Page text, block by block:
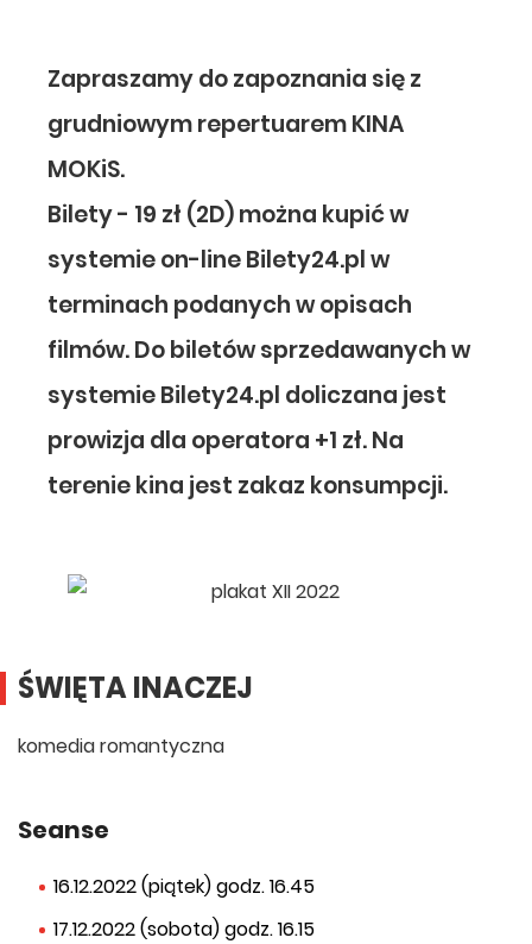
Zapraszamy do zapoznania się z
grudniowym repertuarem KINA
MOKiS.
Bilety - 19 zł (2D) można kupić w
systemie on-line Bilety24.pl w
terminach podanych w opisach
filmów. Do biletów sprzedawanych w
systemie Bilety24.pl doliczana jest
prowizja dla operatora +1 zł. Na
terenie kina jest zakaz konsumpcji.
ŚWIĘTA INACZEJ
komedia romantyczna
Seanse
16.12.2022 (piątek) godz. 16.45
17.12.2022 (sobota) godz. 16.15